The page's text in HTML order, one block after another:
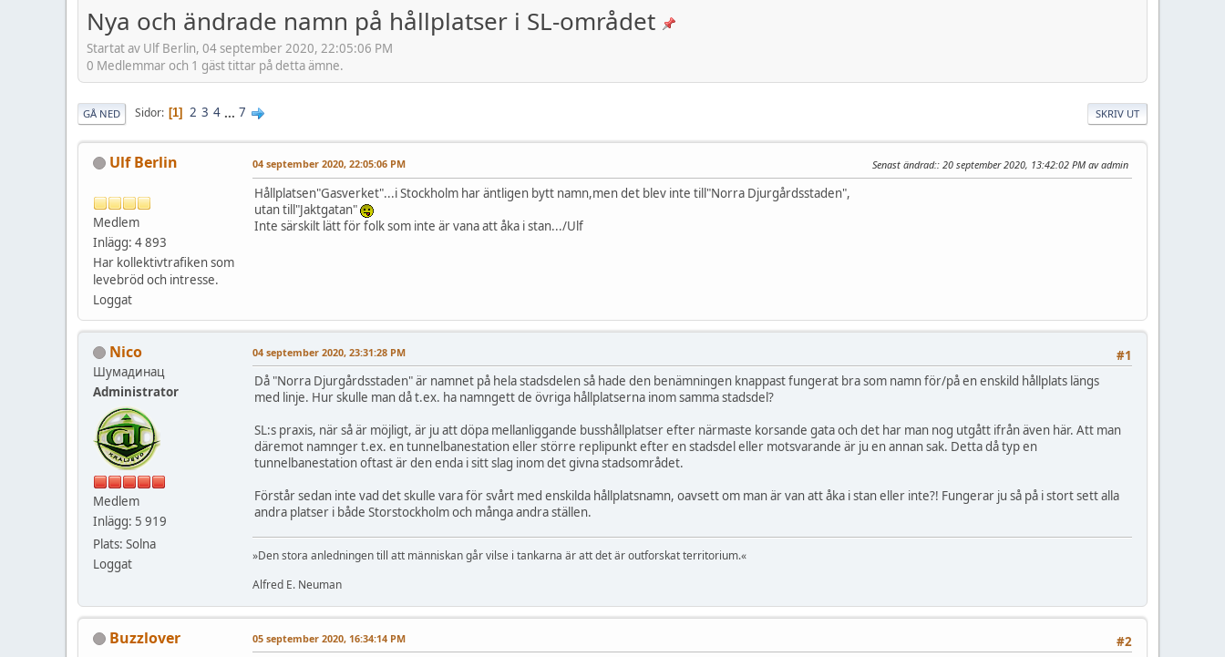
Nya och ändrade namn på hållplatser i SL-området
Startat av Ulf Berlin, 04 september 2020, 22:05:06 PM
0 Medlemmar och 1 gäst tittar på detta ämne.
SKRIV UT
GÅ NED Sidor 1 2 3 4 ... 7
Ulf Berlin
Medlem
Inlägg: 4 893
Har kollektivtrafiken som
levebröd och intresse.
Loggat
04 september 2020, 22:05:06 PM Senast ändrad:: 20 september 2020, 13:42:02 PM av admin
Hållplatsen"Gasverket"...i Stockholm har äntligen bytt namn,men det blev inte till"Norra Djurgårdsstaden",
utan till"Jaktgatan"
Inte särskilt lätt för folk som inte är vana att åka i stan.../Ulf
Nico
Шумадинац
Administrator
Medlem
Inlägg: 5 919
Plats: Solna
Loggat
#1
04 september 2020, 23:31:28 PM
Då "Norra Djurgårdsstaden" är namnet på hela stadsdelen så hade den benämningen knappast fungerat bra som namn för/på en enskild hållplats längs
med linje. Hur skulle man då t.ex. ha namngett de övriga hållplatserna inom samma stadsdel?
SL:s praxis, när så är möjligt, är ju att döpa mellanliggande busshållplatser efter närmaste korsande gata och det har man nog utgått ifrån även här. Att man
däremot namnger t.ex. en tunnelbanestation eller större replipunkt efter en stadsdel eller motsvarande är ju en annan sak. Detta då typ en
tunnelbanestation oftast är den enda i sitt slag inom det givna stadsområdet.
Förstår sedan inte vad det skulle vara för svårt med enskilda hållplatsnamn, oavsett om man är van att åka i stan eller inte?! Fungerar ju så på i stort sett alla
andra platser i både Storstockholm och många andra ställen.
»Den stora anledningen till att människan går vilse i tankarna är att det är outforskat territorium.«
Alfred E. Neuman
Buzzlover #2
05 september 2020, 16:34:14 PM